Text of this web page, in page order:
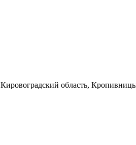
Кировоградский область,